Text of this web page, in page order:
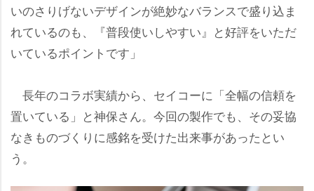
いのさりげないデザインが絶妙なバランスで盛り込ま
れているのも、『普段使いしやすい』と好評をいただ
いているポイントです」
長年のコラボ実績から、セイコーに「全幅の信頼を
置いている」と神保さん。今回の製作でも、その妥協
なきものづくりに感銘を受けた出来事があったとい
う。